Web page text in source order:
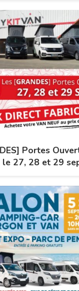
Portes
le 27, 28 et 29